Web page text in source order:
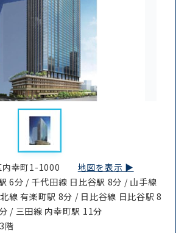
内幸町1-1000 地図を表示 ▶︎
6分 / 千代田線 日比谷駅 8分 / 山手線
線 有楽町駅 8分 / 日比谷線 日比谷駅 8
/ 三田線 内幸町駅 11分
階